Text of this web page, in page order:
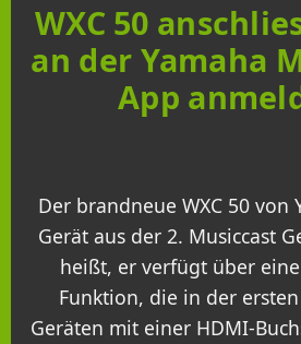
WXC 50
an der Yamaha
App
Der brandneue WXC 50 von
Gerät aus der 2. Musiccast
heißt, er verfügt über
Funktion, die in der
Geräten mit einer HDMI-